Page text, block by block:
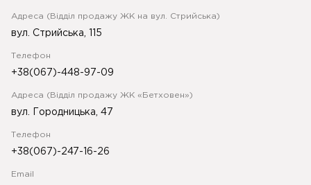
Адреса (Відділ продажу ЖК на вул. Стрийська)
вул. Стрийська, 115
Телефон
+38(067)-448-97-09
Адреса (Відділ продажу ЖК «Бетховен»)
вул. Городницька, 47
Телефон
+38(067)-247-16-26
Email